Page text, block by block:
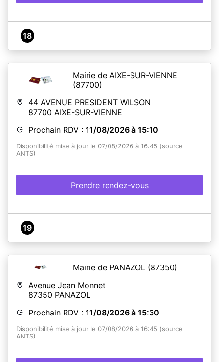
18
Mairie de AIXE-SUR-VIENNE
(87700)
44 AVENUE PRESIDENT WILSON
87700 AIXE-SUR-VIENNE
Prochain RDV : 11/08/2026 à 15:10
Disponibilité mise à jour le 07/08/2026 à 16:45 (source
ANTS)
Prendre rendez-vous
19
Mairie de PANAZOL (87350)
Avenue Jean Monnet
87350 PANAZOL
Prochain RDV : 11/08/2026 à 15:30
Disponibilité mise à jour le 07/08/2026 à 16:45 (source
ANTS)